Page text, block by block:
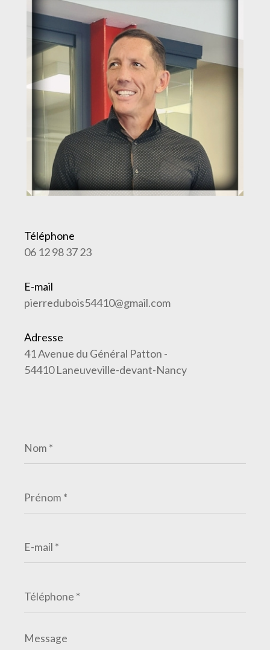
Téléphone
06 12 98 37 23
E-mail
pierredubois54410@gmail.com
Adresse
41 Avenue du Général Patton -
54410 Laneuveville-devant-Nancy
*
*
mail
*
*
Message
*